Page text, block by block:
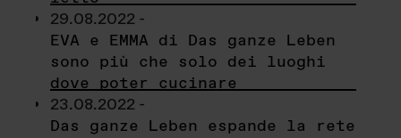
29.08.2022 -
EVA e EMMA di Das ganze Leben
sono più che solo dei luoghi
dove poter cucinare
23.08.2022 -
Das ganze Leben espande la rete